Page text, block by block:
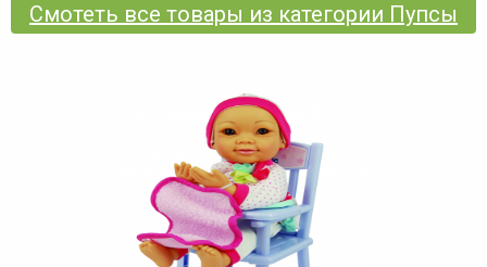
Смотеть все товары из категории Пупсы